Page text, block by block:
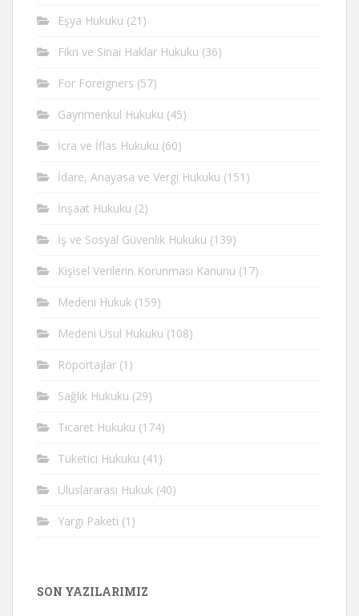
Eşya Hukuku (21)
Fikri ve Sinai Haklar Hukuku (36)
For Foreigners (57)
Gayrimenkul Hukuku (45)
İcra ve İflas Hukuku (60)
İdare, Anayasa ve Vergi Hukuku (151)
İnşaat Hukuku (2)
İş ve Sosyal Güvenlik Hukuku (139)
Kişisel Verilerin Korunması Kanunu (17)
Medeni Hukuk (159)
Medeni Usul Hukuku (108)
Röportajlar (1)
Sağlık Hukuku (29)
Ticaret Hukuku (174)
Tüketici Hukuku (41)
Uluslararası Hukuk (40)
Yargı Paketi (1)
SON YAZILARIMIZ